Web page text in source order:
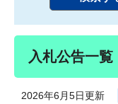
入札公告一覧
2026年6月5日更新